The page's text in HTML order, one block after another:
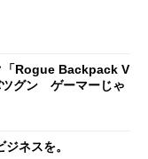
「Rogue Backpack V
ツグン ゲーマーじゃ
ネスを。